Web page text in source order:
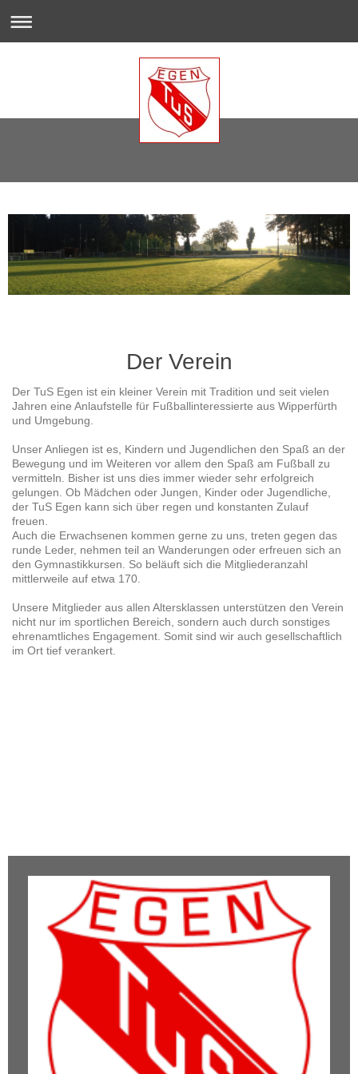
Der Verein
Der TuS Egen ist ein kleiner Verein mit Tradition und seit vielen
Jahren eine Anlaufstelle für Fußballinteressierte aus Wipperfürth
und Umgebung.
Unser Anliegen ist es, Kindern und Jugendlichen den Spaß an der
Bewegung und im Weiteren vor allem den Spaß am Fußball zu
vermitteln. Bisher ist uns dies immer wieder sehr erfolgreich
gelungen. Ob Mädchen oder Jungen, Kinder oder Jugendliche,
der TuS Egen kann sich über regen und konstanten Zulauf
freuen.
Auch die Erwachsenen kommen gerne zu uns, treten gegen das
runde Leder, nehmen teil an Wanderungen oder erfreuen sich an
den Gymnastikkursen. So beläuft sich die Mitgliederanzahl
mittlerweile auf etwa 170.
Unsere Mitglieder aus allen Altersklassen unterstützen den Verein
nicht nur im sportlichen Bereich, sondern auch durch sonstiges
ehrenamtliches Engagement. Somit sind wir auch gesellschaftlich
im Ort tief verankert.